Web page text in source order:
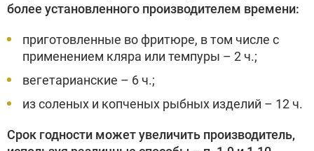
более установленного производителем времени:
приготовленные во фритюре, в том числе с
применением кляра или темпуры – 2 ч.;
вегетарианские – 6 ч.;
из соленых и копченых рыбных изделий – 12 ч.
Срок годности может увеличить производитель,